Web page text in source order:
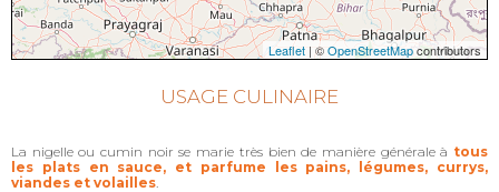
Leaflet | ©OpenStreetMapcontributors
USAGE CULINAIRE
La nigelle ou cumin noir se marie très bien de manière générale à tous
les plats en sauce, et parfume les pains, légumes, currys,
viandes et volailles